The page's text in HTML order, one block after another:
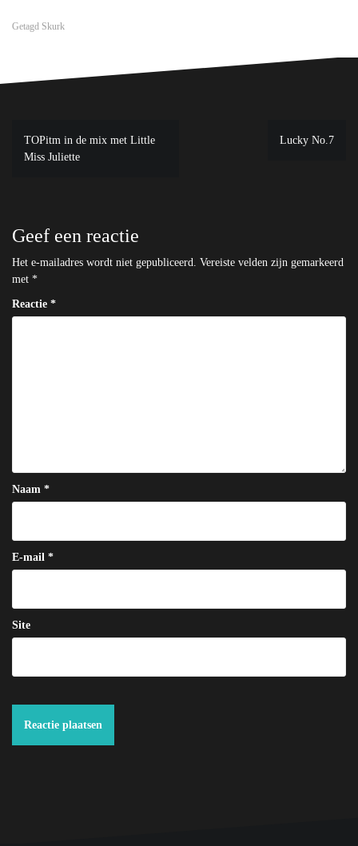
Getagd Skurk
Bericht
navigatie
TOPitm in de mix met Little
Miss Juliette
Lucky No.7
Geef een reactie
Het e-mailadres wordt niet gepubliceerd. Vereiste velden zijn gemarkeerd
met *
Reactie *
Naam *
E-mail *
Site